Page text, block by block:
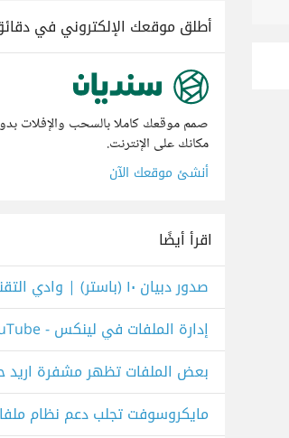
أطلق موقعك الإلكتروني في
صمم موقعك كاملا بالسحب والإفلات
مكانك على الإنترنت.
أنشئ موقعك الآن
اقرأ أيضًا
صدور دبيان ١٠ (باستر) | وادي التقنية
إدارة الملفات في لينكس - YouTube
بعض الملفات تظهر مشفرة اريد